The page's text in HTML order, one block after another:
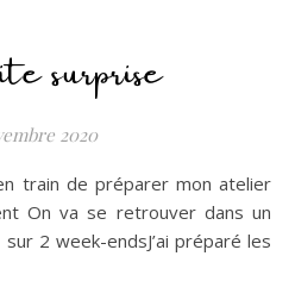
2020
On va se retrouver dans un
2 week-endsJ’ai préparé les